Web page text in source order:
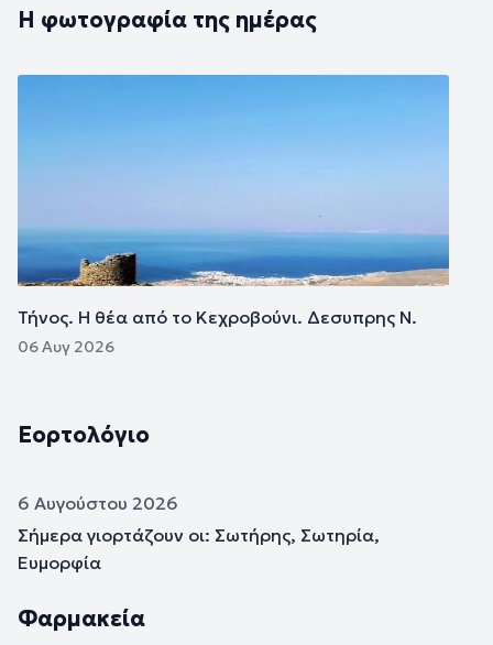
Η φωτογραφία της ημέρας
Τήνος. Η θέα από το Κεχροβούνι. Δεσυπρης Ν.
06 Αυγ 2026
Εορτολόγιο
6 Αυγούστου 2026
Σήμερα γιορτάζουν οι: Σωτήρης, Σωτηρία,
Ευμορφία
Φαρμακεία